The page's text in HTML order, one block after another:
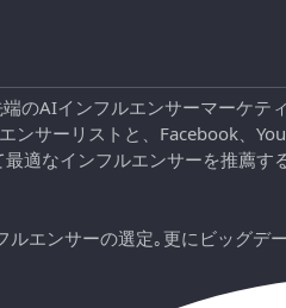
のAIインフルエンサーマーケ
ンサーリストと、Facebook、
適なインフルエンサーを推薦
ルエンサーの選定｡更にビッグデ